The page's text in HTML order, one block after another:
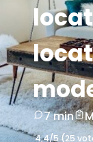
7 min
4,4/5 (25